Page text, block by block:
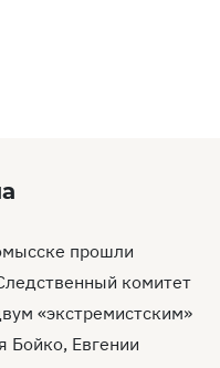
прошли
комитет
«экстремистским»
Бойко, Евгении